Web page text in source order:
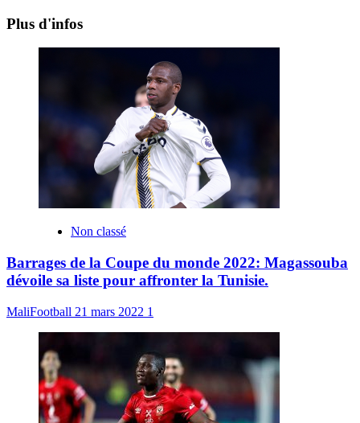
Plus d'infos
Non classé
Barrages de la Coupe du monde 2022: Magassouba
dévoile sa liste pour affronter la Tunisie.
MaliFootball 21 mars 2022 1